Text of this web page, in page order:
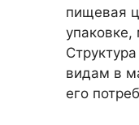
пищевая
видам в
его